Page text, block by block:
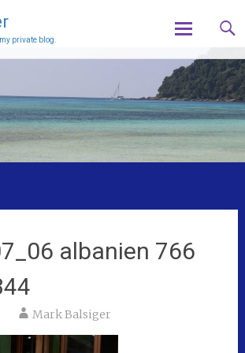
private blog.
to
content
albanien 766
Mark Balsiger